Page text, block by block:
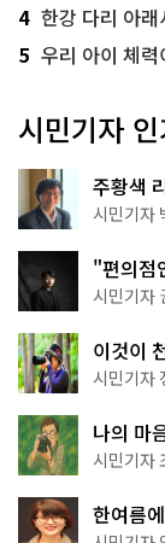
4 한강 다리 아
5 우리 아이 체
시민기자
주황색
서울둘레
시민기자
"편의점
한 편의
시민기자
이것이
나볼까
시민기자
나의 마
상작 공
시민기자
한여름